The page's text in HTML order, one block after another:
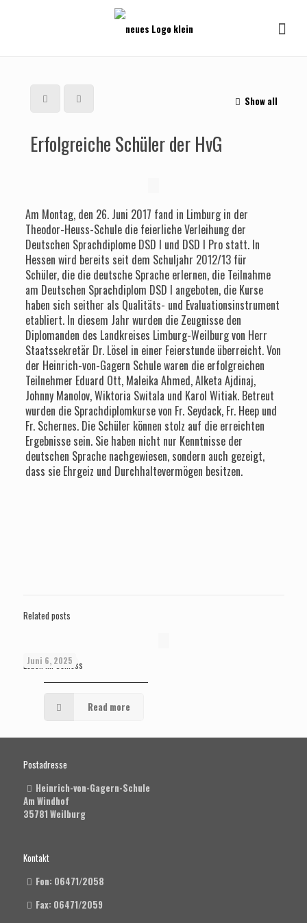
Show all
Erfolgreiche Schüler der HvG
Am Montag, den 26. Juni 2017 fand in Limburg in der
Theodor-Heuss-Schule die feierliche Verleihung der
Deutschen Sprachdiplome DSD I und DSD I Pro statt. In
Hessen wird bereits seit dem Schuljahr 2012/13 für
Schüler, die die deutsche Sprache erlernen, die Teilnahme
am Deutschen Sprachdiplom DSD I angeboten, die Kurse
haben sich seither als Qualitäts- und Evaluationsinstrument
etabliert. In diesem Jahr wurden die Zeugnisse den
Diplomanden des Landkreises Limburg-Weilburg von Herr
Staatssekretär Dr. Lösel in einer Feierstunde überreicht. Von
der Heinrich-von-Gagern Schule waren die erfolgreichen
Teilnehmer Eduard Ott, Maleika Ahmed, Alketa Ajdinaj,
Johnny Manolov, Wiktoria Switala und Karol Witiak. Betreut
wurden die Sprachdiplomkurse von Fr. Seydack, Fr. Heep und
Fr. Schernes. Die Schüler können stolz auf die erreichten
Ergebnisse sein. Sie haben nicht nur Kenntnisse der
deutschen Sprache nachgewiesen, sondern auch gezeigt,
dass sie Ehrgeiz und Durchhaltevermögen besitzen.
Related posts
Juni 6, 2025
Leben im Schloss
Read more
Postadresse
Heinrich-von-Gagern-Schule
Am Windhof
35781 Weilburg
Kontakt
Fon: 06471/2058
Fax: 06471/2059